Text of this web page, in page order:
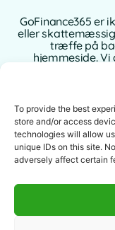
To provide the best
store and/or access
technologies will allow
unique IDs on this site.
adversely affect certain
GoFinance365 er
eller
træffe på
hjemmeside.
hjemland,
Brug af denne
denne juridiske
eller dets
sig noget
de